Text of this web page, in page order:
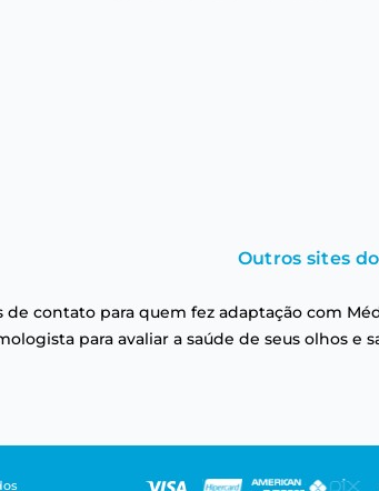
Outros sites
de contato para quem fez adaptação com
para avaliar a saúde de seus olhos e